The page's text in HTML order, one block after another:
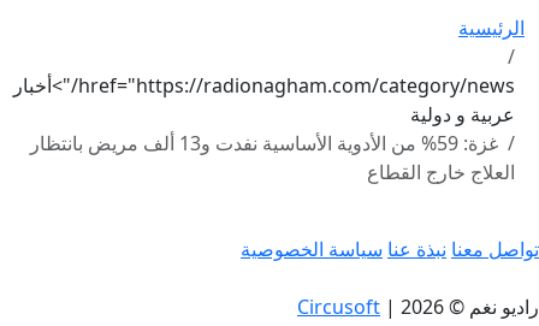
الرئيسية
href="https://radionagham.com/category/news/">أخبار
عربية و دولية
غزة: 59% من الأدوية الأساسية نفدت و13 ألف مريض بانتظار
العلاج خارج القطاع
تواصل معنا نبذة عنا سياسة الخصوصية
راديو نغم © 2026 |
Circusoft